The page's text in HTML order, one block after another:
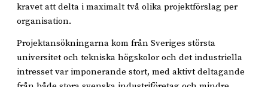
kravet att delta i maximalt två olika projektförslag per
organisation.
Projektansökningarna kom från Sveriges största
universitet och tekniska högskolor och det industriella
intresset var imponerande stort, med aktivt deltagande